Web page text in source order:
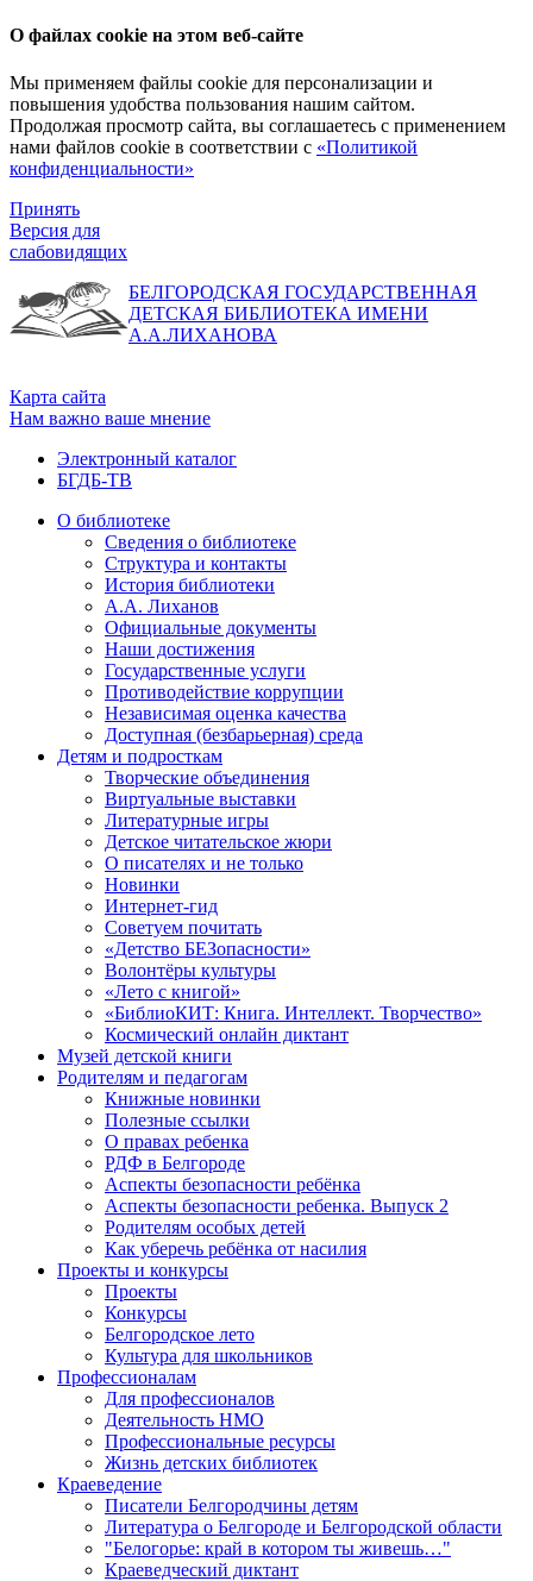
О файлах cookie на этом веб-сайте
Мы применяем файлы cookie для персонализации и
повышения удобства пользования нашим сайтом.
Продолжая просмотр сайта, вы соглашаетесь с применением
нами файлов cookie в соответствии с «Политикой
конфиденциальности»
Принять
Версия для
слабовидящих
БЕЛГОРОДСКАЯ ГОСУДАРСТВЕННАЯ
ДЕТСКАЯ БИБЛИОТЕКА ИМЕНИ
А.А.ЛИХАНОВА
Карта сайта
Нам важно ваше мнение
Электронный каталог
БГДБ-ТВ
О библиотеке
Сведения о библиотеке
Структура и контакты
История библиотеки
А.А. Лиханов
Официальные документы
Наши достижения
Государственные услуги
Противодействие коррупции
Независимая оценка качества
Доступная (безбарьерная) среда
Детям и подросткам
Творческие объединения
Виртуальные выставки
Литературные игры
Детское читательское жюри
О писателях и не только
Новинки
Интернет-гид
Советуем почитать
«Детство БЕЗопасности»
Волонтёры культуры
«Лето с книгой»
«БиблиоКИТ: Книга. Интеллект. Творчество»
Космический онлайн диктант
Музей детской книги
Родителям и педагогам
Книжные новинки
Полезные ссылки
О правах ребенка
РДФ в Белгороде
Аспекты безопасности ребёнка
Аспекты безопасности ребенка. Выпуск 2
Родителям особых детей
Как уберечь ребёнка от насилия
Проекты и конкурсы
Проекты
Конкурсы
Белгородское лето
Культура для школьников
Профессионалам
Для профессионалов
Деятельность НМО
Профессиональные ресурсы
Жизнь детских библиотек
Краеведение
Писатели Белгородчины детям
Литература о Белгороде и Белгородской области
"Белогорье: край в котором ты живешь…"
Краеведческий диктант